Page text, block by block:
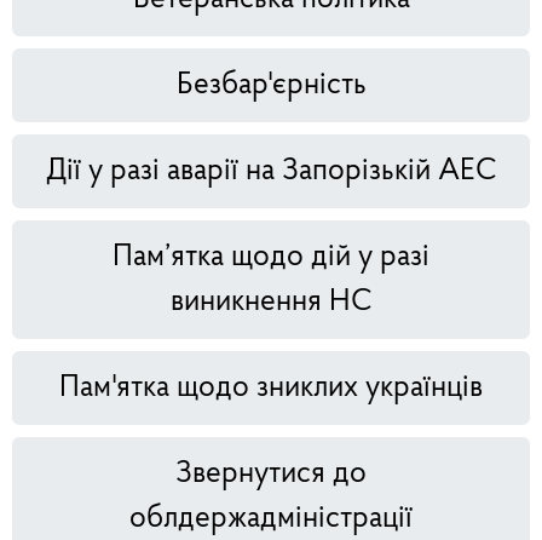
Безбар'єрність
Дії у разі аварії на Запорізькій АЕС
Пам’ятка щодо дій у разі
виникнення НС
Пам'ятка щодо зниклих українців
Звернутися до
облдержадміністрації